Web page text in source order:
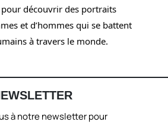
découvrir des portraits
et d’hommes qui se battent
à travers le monde.
à notre newsletter pour